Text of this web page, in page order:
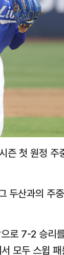
즌 첫 원정
산과의 주
로 7-2 승리
모두 스윕